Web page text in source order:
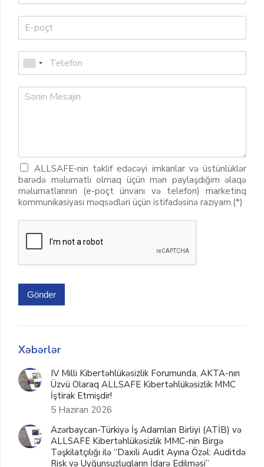
ALLSAFE-nin təklif edəcəyi imkanlar və üstünlüklər
barədə məlumatlı olmaq üçün mən paylaşdığım əlaqə
məlumatlarının (e-poçt ünvanı və telefon) marketinq
kommunikasiyası məqsədləri üçün istifadəsinə razıyam.(*)
Gönder
Xəbərlər
IV Milli Kibertəhlükəsizlik Forumunda, AKTA-nın
Üzvü Olaraq ALLSAFE Kibertəhlükəsizlik MMC
İştirak Etmişdir!
5 Haziran 2026
Azərbaycan-Türkiyə İş Adamları Birliyi (ATİB) və
ALLSAFE Kibertəhlükəsizlik MMC-nin Birgə
Təşkilatçılığı ilə “Daxili Audit Ayına Özəl: Auditdə
Risk və Uyğunsuzluqların İdarə Edilməsi”